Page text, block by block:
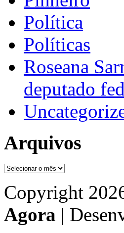
Política
Políticas
Roseana
deputado
Arquivos
Arquivos
Copyright
Agora |